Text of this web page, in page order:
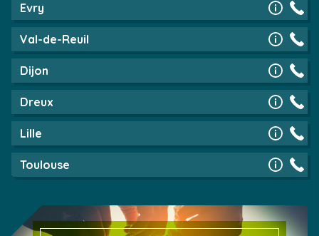
Evry
Val-de-Reuil
Dijon
Dreux
Lille
Toulouse